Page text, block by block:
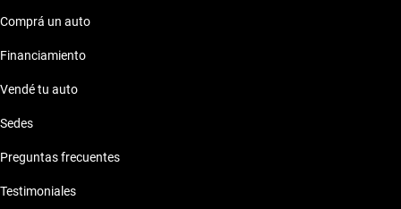
Comprá un auto
Financiamiento
Vendé tu auto
Sedes
Preguntas frecuentes
Testimoniales